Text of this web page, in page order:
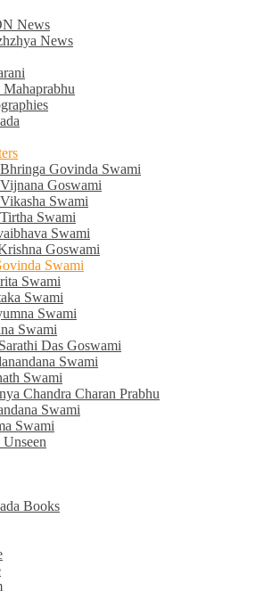
News
News
Govinda Swami
Goswami
Swami
Swami
Swami
Goswami
Swami
Swami
Swami
Swami
Swami
Das Goswami
Swami
Swami
Chandra Charan Prabhu
Swami
Swami
Books